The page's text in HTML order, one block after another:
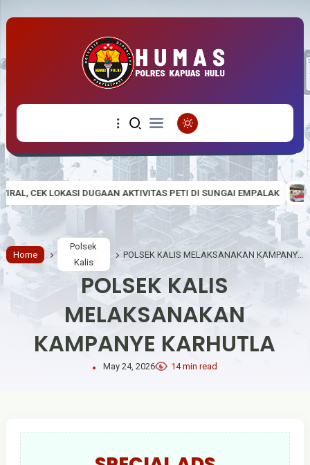
AKTIVITAS PETI DI SUNGAI EMPALAK Polsek Empanang
Home
Polsek
Kalis
POLSEK KALIS MELAKSANAKAN KAMPANYE KARHUTLA
POLSEK KALIS
MELAKSANAKAN
KAMPANYE KARHUTLA
May 24, 2026 14 min read